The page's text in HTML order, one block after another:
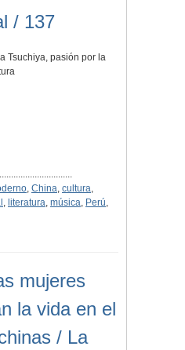
/ 137
Tsuchiya, pasión por la
, China, cultura,
, literatura, música, Perú,
mujeres
la vida en el
/ La